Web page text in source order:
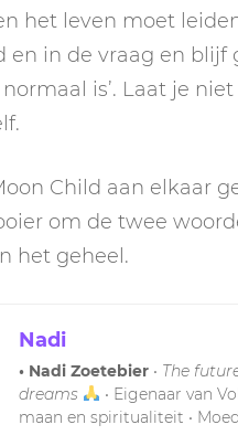
het leven moet
en in de vraag en blijf
normaal is’. Laat je
Child aan elkaar
om de twee
het geheel.
Nadi
• Nadi Zoetebier • The
dreams
• Eigenaar van
maan en spiritualiteit •